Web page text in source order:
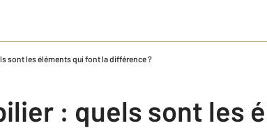
sont les éléments qui font la différence ?
: quels sont les